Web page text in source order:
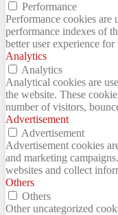
Performance
Performance cookies are
performance indexes of
better user experience for
Analytics
Analytics
Analytical cookies are
the website. These
number of visitors,
Advertisement
Advertisement
Advertisement cookies
and marketing
websites and collect
Others
Others
Other uncategorized